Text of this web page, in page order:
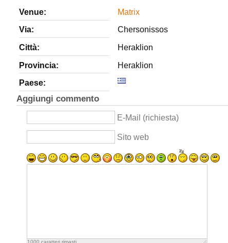
Venue: Matrix
Via: Chersonissos
Città: Heraklion
Provincia: Heraklion
Paese:
Aggiungi commento
E-Mail (richiesta)
Sito web
1000 caratteri rimasti